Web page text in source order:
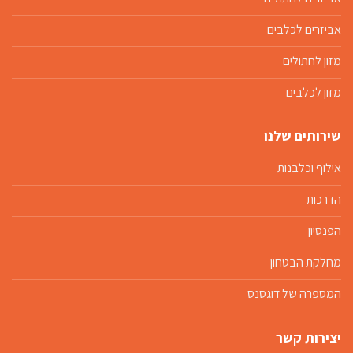
אביזרים לכלבים
מזון לחתולים
מזון לכלבים
שירותים שלנו
אילוף וכלבנות
הדרכות
הפנסיון
מחלקת הבטחון
המספרה של דוגסנס
יצירות קשר